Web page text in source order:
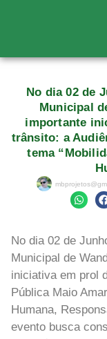
No dia 02 de
Municipal
importante
trânsito: a
tema
No dia 02 de
Municipal de
iniciativa em prol
Pública Maio
Humana,
evento busca